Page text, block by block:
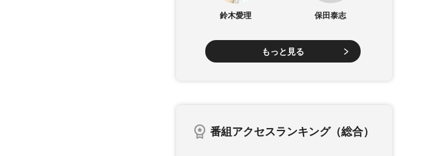
鈴木愛理 保田泰志
もっと見る
番組アクセスランキング（総合）